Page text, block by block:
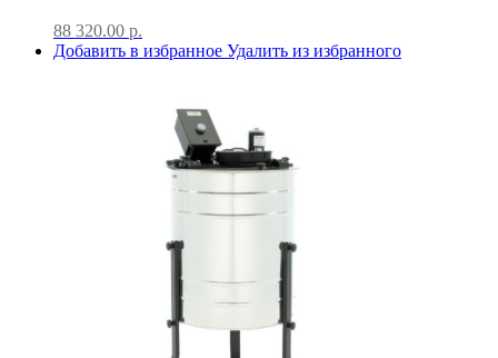
88 320.00 р.
Добавить в избранное Удалить из избранного